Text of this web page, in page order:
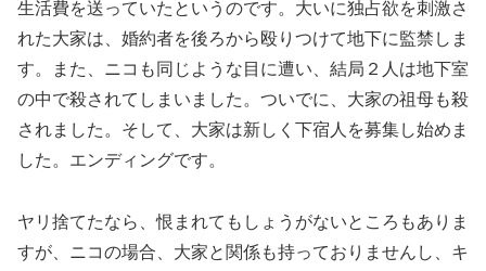
生活費を送っていたというのです。大いに独占欲を刺激さ
れた大家は、婚約者を後ろから殴りつけて地下に監禁しま
す。また、ニコも同じような目に遭い、結局２人は地下室
の中で殺されてしまいました。ついでに、大家の祖母も殺
されました。そして、大家は新しく下宿人を募集し始めま
した。エンディングです。
ヤリ捨てたなら、恨まれてもしょうがないところもありま
すが、ニコの場合、大家と関係も持っておりませんし、キ